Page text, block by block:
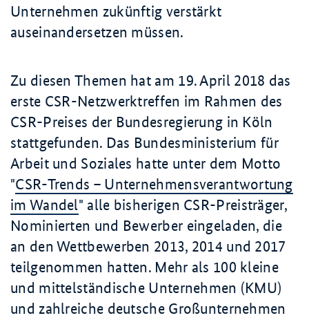
Unternehmen zukünftig verstärkt
auseinandersetzen müssen.
Zu diesen Themen hat am 19. April 2018 das
erste CSR-Netzwerktreffen im Rahmen des
CSR-Preises der Bundesregierung in Köln
stattgefunden. Das Bundesministerium für
Arbeit und Soziales hatte unter dem Motto
"CSR-Trends – Unternehmensverantwortung
im Wandel" alle bisherigen CSR-Preisträger,
Nominierten und Bewerber eingeladen, die
an den Wettbewerben 2013, 2014 und 2017
teilgenommen hatten. Mehr als 100 kleine
und mittelständische Unternehmen (KMU)
und zahlreiche deutsche Großunternehmen